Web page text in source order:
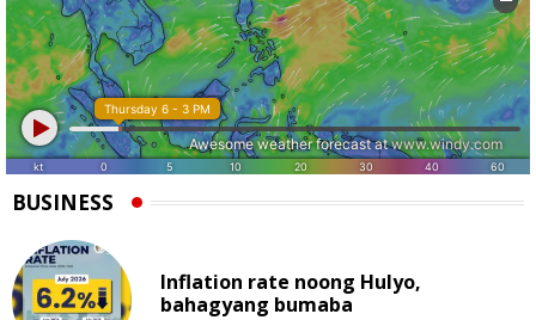
BUSINESS
Inflation rate noong Hulyo,
bahagyang bumaba